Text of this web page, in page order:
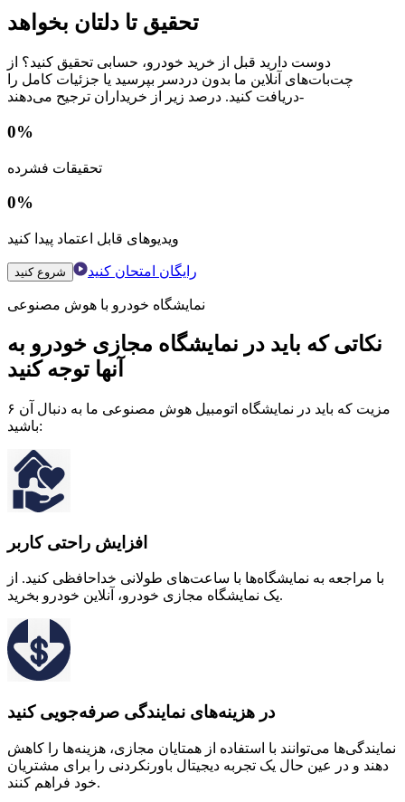
تحقیق تا دلتان بخواهد
دوست دارید قبل از خرید خودرو، حسابی تحقیق کنید؟ از
چت‌بات‌های آنلاین ما بدون دردسر بپرسید یا جزئیات کامل را
دریافت کنید. درصد زیر از خریداران ترجیح می‌دهند-
0%
تحقیقات فشرده
0%
ویدیوهای قابل اعتماد پیدا کنید
شروع کنید رایگان امتحان کنید
نمایشگاه خودرو با هوش مصنوعی
نکاتی که باید در نمایشگاه مجازی خودرو به
آنها توجه کنید
۶ مزیت که باید در نمایشگاه اتومبیل هوش مصنوعی ما به دنبال آن
باشید:
افزایش راحتی کاربر
با مراجعه به نمایشگاه‌ها با ساعت‌های طولانی خداحافظی کنید. از
یک نمایشگاه مجازی خودرو، آنلاین خودرو بخرید.
در هزینه‌های نمایندگی صرفه‌جویی کنید
نمایندگی‌ها می‌توانند با استفاده از همتایان مجازی، هزینه‌ها را کاهش
دهند و در عین حال یک تجربه دیجیتال باورنکردنی را برای مشتریان
خود فراهم کنند.